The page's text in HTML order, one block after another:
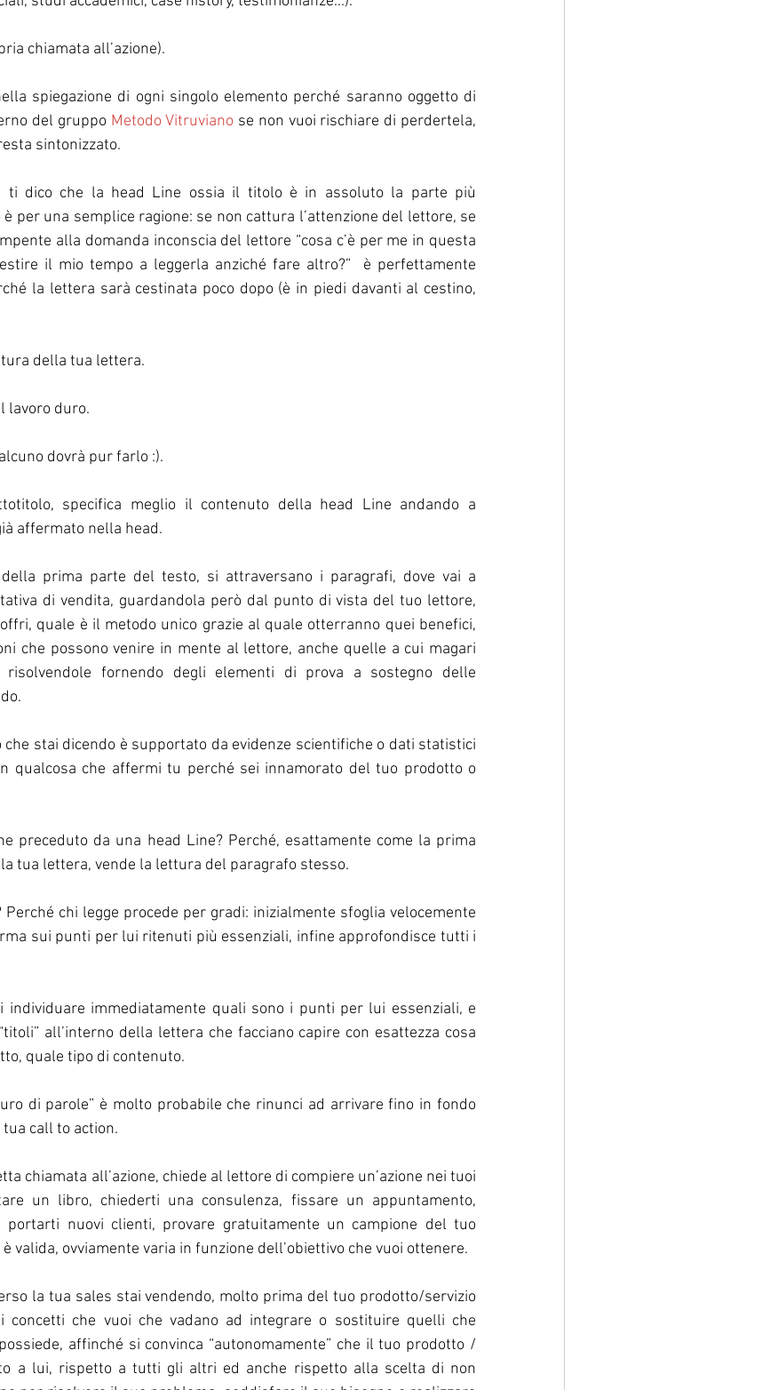
chiamata all’azione).
spiegazione di ogni singolo elemento perché saranno oggetto di
del gruppo Metodo Vitruviano se non vuoi rischiare di perdertela,
sintonizzato.
ti dico che la head Line ossia il titolo è in assoluto la parte più
per una semplice ragione: se non cattura l’attenzione del lettore, se
alla domanda inconscia del lettore “cosa c’è per me in questa
il mio tempo a leggerla anziché fare altro?”  è perfettamente
la lettera sarà cestinata poco dopo (è in piedi davanti al cestino,
della tua lettera.
lavoro duro.
dovrà pur farlo :).
specifica meglio il contenuto della head Line andando a
affermato nella head.
prima parte del testo, si attraversano i paragrafi, dove vai a
di vendita, guardandola però dal punto di vista del tuo lettore,
quale è il metodo unico grazie al quale otterranno quei benefici,
che possono venire in mente al lettore, anche quelle a cui magari
fornendo degli elementi di prova a sostegno delle
stai dicendo è supportato da evidenze scientifiche o dati statistici
qualcosa che affermi tu perché sei innamorato del tuo prodotto o
preceduto da una head Line? Perché, esattamente come la prima
tua lettera, vende la lettura del paragrafo stesso.
Perché chi legge procede per gradi: inizialmente sfoglia velocemente
sui punti per lui ritenuti più essenziali, infine approfondisce tutti i
individuare immediatamente quali sono i punti per lui essenziali, e
all’interno della lettera che facciano capire con esattezza cosa
quale tipo di contenuto.
di parole” è molto probabile che rinunci ad arrivare fino in fondo
call to action.
chiamata all’azione, chiede al lettore di compiere un’azione nei tuoi
un libro, chiederti una consulenza, fissare un appuntamento,
nuovi clienti, provare gratuitamente un campione del tuo
valida, ovviamente varia in funzione dell’obiettivo che vuoi ottenere.
la tua sales stai vendendo, molto prima del tuo prodotto/servizio
che vuoi che vadano ad integrare o sostituire quelli che
affinché si convinca “autonomamente” che il tuo prodotto /
a lui, rispetto a tutti gli altri ed anche rispetto alla scelta di non